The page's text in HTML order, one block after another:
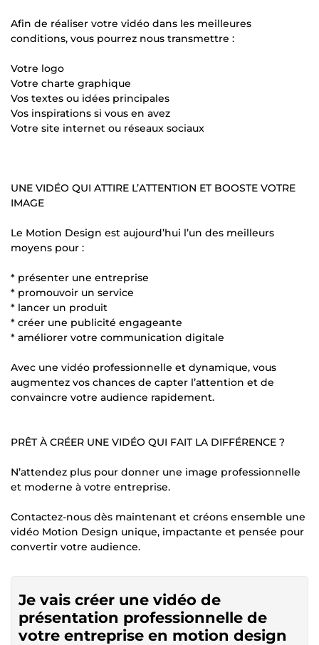
Afin de réaliser votre vidéo dans les meilleures
conditions, vous pourrez nous transmettre :
Votre logo
Votre charte graphique
Vos textes ou idées principales
Vos inspirations si vous en avez
Votre site internet ou réseaux sociaux
UNE VIDÉO QUI ATTIRE L’ATTENTION ET BOOSTE VOTRE
IMAGE
Le Motion Design est aujourd’hui l’un des meilleurs
moyens pour :
* présenter une entreprise
* promouvoir un service
* lancer un produit
* créer une publicité engageante
* améliorer votre communication digitale
Avec une vidéo professionnelle et dynamique, vous
augmentez vos chances de capter l’attention et de
convaincre votre audience rapidement.
PRÊT À CRÉER UNE VIDÉO QUI FAIT LA DIFFÉRENCE ?
N’attendez plus pour donner une image professionnelle
et moderne à votre entreprise.
Contactez-nous dès maintenant et créons ensemble une
vidéo Motion Design unique, impactante et pensée pour
convertir votre audience.
Je vais créer une vidéo de
présentation professionnelle de
votre entreprise en motion design